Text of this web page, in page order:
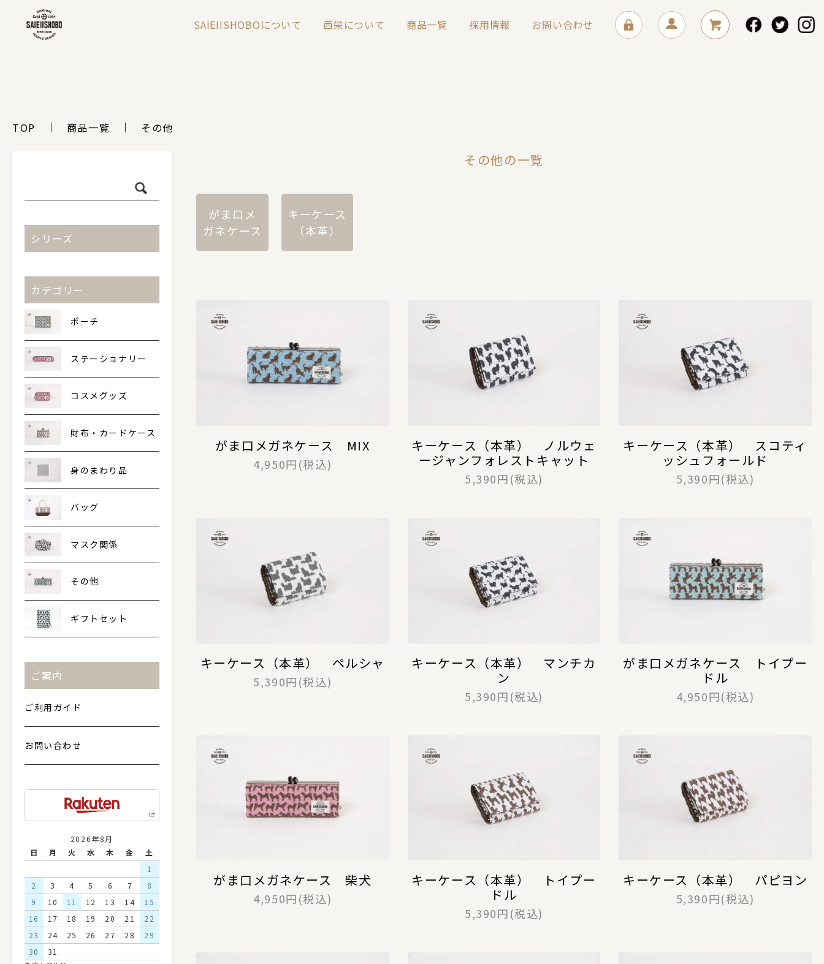
SAIEIISHOBOについて 西栄について 商品一覧 採用情報 お問い合わせ
TOP 商品一覧 その他
シリーズ
カテゴリー
ポーチ
ステーショナリー
コスメグッズ
財布・カードケース
身のまわり品
バッグ
マスク関係
その他
ギフトセット
ご案内
ご利用ガイド
お問い合わせ
2026年8月
日
月 火 水 木 金
土
1
2
3 4 5 6 7
8
9
10 11 12 13 14
15
16
17 18 19 20 21
22
23
24 25 26 27 28
29
30
31
その他の一覧
がま口メ
ガネケース
キーケース
（本革）
がま口メガネケース MIX
4,950円(税込)
キーケース（本革） ノルウェ
ージャンフォレストキャット
5,390円(税込)
キーケース（本革） スコティ
ッシュフォールド
5,390円(税込)
キーケース（本革） ペルシャ
5,390円(税込)
キーケース（本革） マンチカ
ン
5,390円(税込)
がま口メガネケース トイプー
ドル
4,950円(税込)
がま口メガネケース 柴犬
4,950円(税込)
キーケース（本革） トイプー
ドル
5,390円(税込)
キーケース（本革） パピヨン
5,390円(税込)